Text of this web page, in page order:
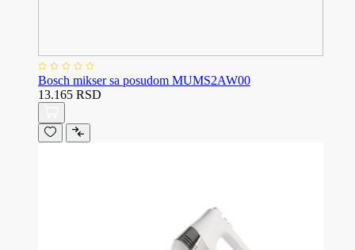
Bosch mikser sa posudom MUMS2AW00
13.165 RSD